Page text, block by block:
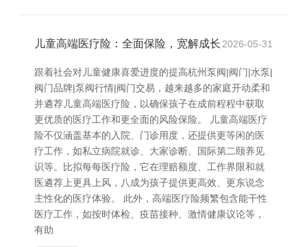
儿童高端医疗险：全面保险，宽解成长 2026-05-31
跟着社会对儿童健康喜爱进度的提高杭州泵阀|阀门|水泵|
阀门品牌|泵阀行情|阀门交易，越来越多的家庭开动柔和
并遴荐儿童高端医疗险，以确保孩子在成前程程中获取
更优质的医疗工作和更全面的风险保险。 儿童高端医疗
险不仅涵盖基本的入院、门诊用度，还提供更等闲的医
疗工作，如私立病院就诊、大家诊断、国际第二颐养见
识等。比拟每每医疗险，它在理赔额度、工作界限和就
医遴荐上更具上风，八成为孩子提供更高效、更东说念
主性化的医疗体验。 此外，高端医疗险频繁包含能干性
医疗工作，如按时体检、疫苗接种、激情健康议论等，
有助